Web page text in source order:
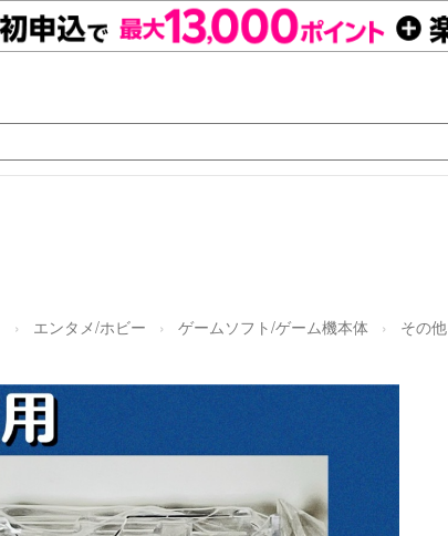
エンタメ/ホビー ゲームソフト/ゲーム機本体 その他